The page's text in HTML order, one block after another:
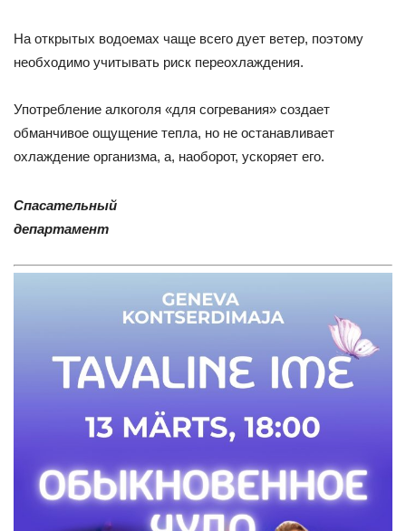
На открытых водоемах чаще всего дует ветер, поэтому
необходимо учитывать риск переохлаждения.
Употребление алкоголя «для согревания» создает
обманчивое ощущение тепла, но не останавливает
охлаждение организма, а, наоборот, ускоряет его.
Спасательный
департамент